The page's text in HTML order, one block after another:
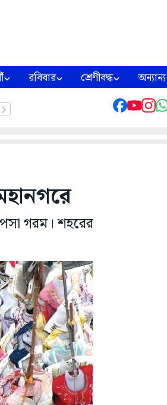
রবিবার শ্রেণীবদ্ধ অন্যান্য
গরম। শহরের